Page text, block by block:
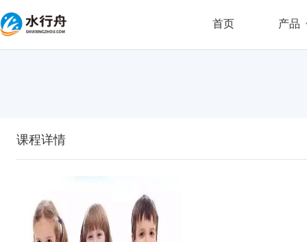
首页 产品
课程详情